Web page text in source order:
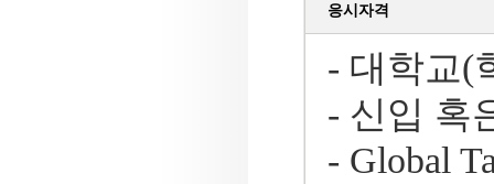
응시자격
- 대학교(
- 신입 혹
- Global